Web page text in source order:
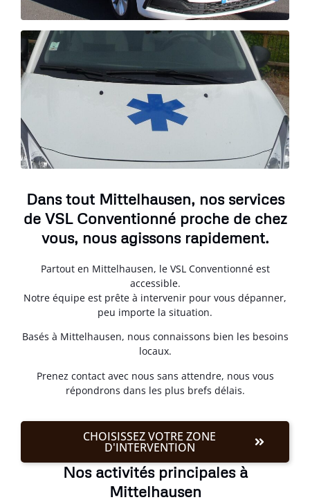
Dans tout Mittelhausen, nos services
de VSL Conventionné proche de chez
vous, nous agissons rapidement.
Partout en Mittelhausen, le VSL Conventionné est
accessible.
Notre équipe est prête à intervenir pour vous dépanner,
peu importe la situation.
Basés à Mittelhausen, nous connaissons bien les besoins
locaux.
Prenez contact avec nous sans attendre, nous vous
répondrons dans les plus brefs délais.
CHOISISSEZ VOTRE ZONE
D'INTERVENTION
Nos activités principales à
Mittelhausen